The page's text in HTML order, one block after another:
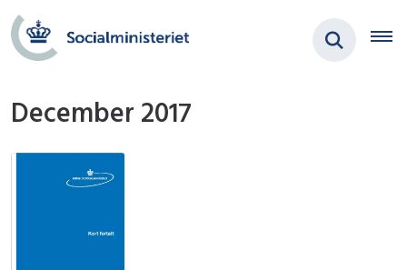
December 2017